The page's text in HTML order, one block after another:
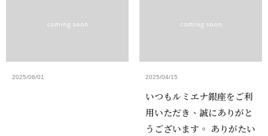
2025/06/01 2025/04/15
いつもルミエナ銀座をご利
用いただき、誠にありがと
うございます。 ありがたい